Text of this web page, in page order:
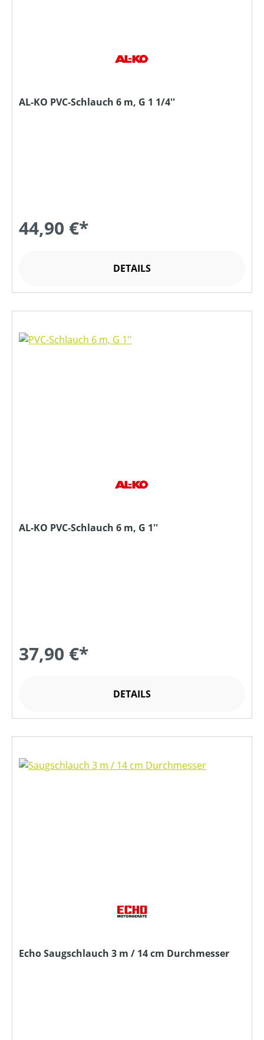
AL-KO PVC-Schlauch 6 m, G 1 1/4''
44,90 €*
DETAILS
AL-KO PVC-Schlauch 6 m, G 1''
37,90 €*
DETAILS
Echo Saugschlauch 3 m / 14 cm Durchmesser